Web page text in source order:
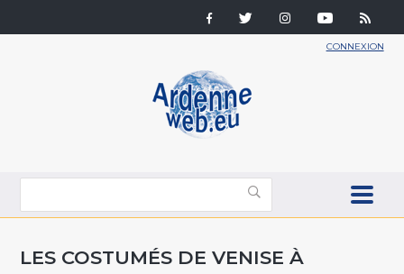
CONNEXION
LES COSTUMÉS DE VENISE À